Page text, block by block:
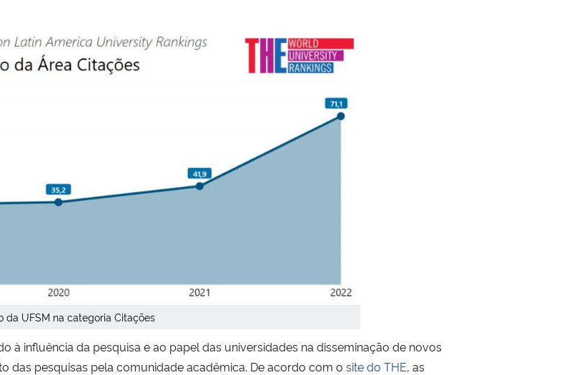
da UFSM na categoria Citações
à influência da pesquisa e ao papel das universidades na disseminação de novos
das pesquisas pela comunidade acadêmica. De acordo com o site do THE, as